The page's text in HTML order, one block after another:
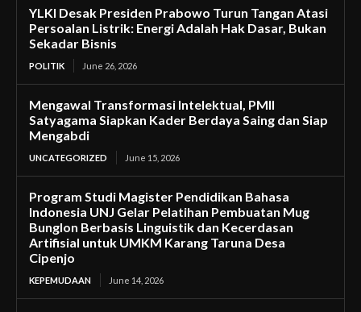
YLKI Desak Presiden Prabowo Turun Tangan Atasi
Persoalan Listrik: Energi Adalah Hak Dasar, Bukan
Sekadar Bisnis
POLITIK June 26, 2026
Mengawal Transformasi Intelektual, PMII
Satyagama Siapkan Kader Berdaya Saing dan Siap
Mengabdi
UNCATEGORIZED June 15, 2026
Program Studi Magister Pendidikan Bahasa
Indonesia UNJ Gelar Pelatihan Pembuatan Mug
Bunglon Berbasis Linguistik dan Kecerdasan
Artifisial untuk UMKM Karang Taruna Desa
Cipenjo
KEPEMUDAAN June 14, 2026